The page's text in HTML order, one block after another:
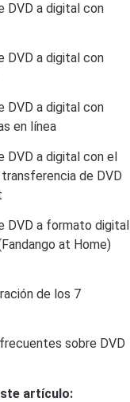
DVD a digital con
DVD a digital con
DVD a digital con
en línea
DVD a digital con el
de DVD
DVD a formato digital
at Home)
de los 7
sobre DVD
artículo: